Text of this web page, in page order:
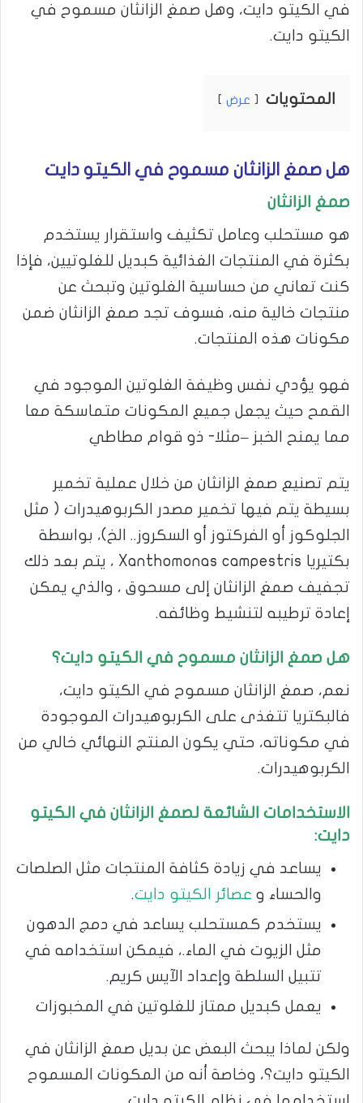
في الكيتو دايت، وهل صمغ الزانثان مسموح في
الكيتو دايت.
المحتويات عرض
هل صمغ الزانثان مسموح في الكيتو دايت
صمغ الزانثان
هو مستحلب وعامل تكثيف واستقرار يستخدم
بكثرة في المنتجات الغذائية كبديل للغلوتيين، فإذا
كنت تعاني من حساسية الغلوتين وتبحث عن
منتجات خالية منه، فسوف تجد صمغ الزانثان ضمن
مكونات هذه المنتجات.
فهو يؤدي نفس وظيفة الغلوتين الموجود في
القمح حيث يجعل جميع المكونات متماسكة معا
مما يمنح الخبز –مثلا- ذو قوام مطاطي
يتم تصنيع صمغ الزانثان من خلال عملية تخمير
بسيطة يتم فيها تخمير مصدر الكربوهيدرات ( مثل
الجلوكوز أو الفركتوز أو السكروز.. الخ)، بواسطة
بكتيريا Xanthomonas campestris ، يتم بعد ذلك
تجفيف صمغ الزانثان إلى مسحوق ، والذي يمكن
إعادة ترطيبه لتنشيط وظائفه.
هل صمغ الزانثان مسموح في الكيتو دايت؟
نعم، صمغ الزانثان مسموح في الكيتو دايت،
فالبكتريا تتغذى على الكربوهيدرات الموجودة
في مكوناته، حتي يكون المنتج النهائي خالي من
الكربوهيدرات.
الاستخدامات الشائعة لصمغ الزانثان في الكيتو
دايت:
يساعد في زيادة كثافة المنتجات مثل الصلصات
والحساء و عصائر الكيتو دايت.
يستخدم كمستحلب يساعد في دمج الدهون
مثل الزيوت في الماء.، فيمكن استخدامه في
تتبيل السلطة وإعداد الآيس كريم.
يعمل كبديل ممتاز للغلوتين في المخبوزات
ولكن لماذا يبحث البعض عن بديل صمغ الزانثان في
الكيتو دايت؟، وخاصة أنه من المكونات المسموح